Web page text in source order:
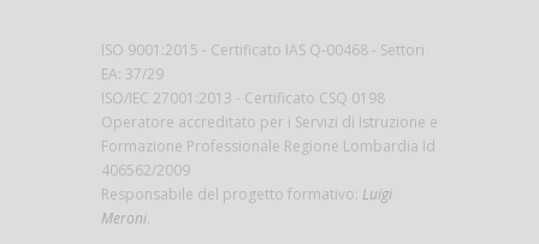
ISO 9001:2015 - Certificato IAS Q-00468 - Settori
EA: 37/29
ISO/IEC 27001:2013 - Certificato CSQ 0198
Operatore accreditato per i Servizi di Istruzione e
Formazione Professionale Regione Lombardia Id
406562/2009
Responsabile del progetto formativo: Luigi
Meroni.